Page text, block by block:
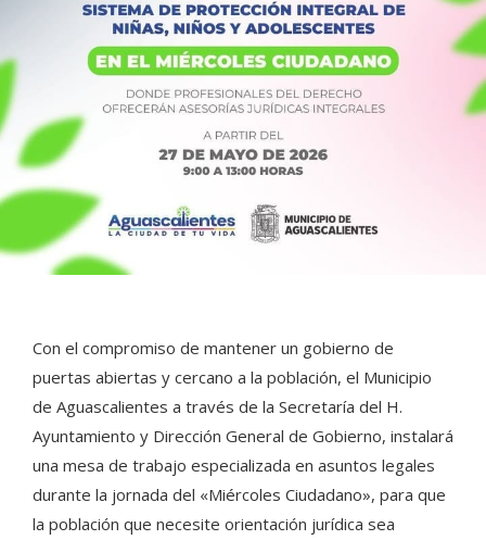
Con el compromiso de mantener un gobierno de
puertas abiertas y cercano a la población, el Municipio
de Aguascalientes a través de la Secretaría del H.
Ayuntamiento y Dirección General de Gobierno, instalará
una mesa de trabajo especializada en asuntos legales
durante la jornada del «Miércoles Ciudadano», para que
la población que necesite orientación jurídica sea